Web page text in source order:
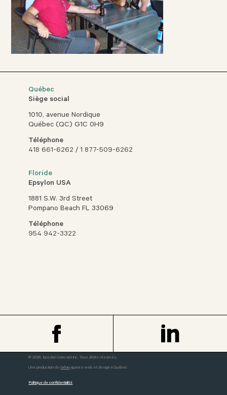
Québec
Siège social
1010, avenue Nordique
Québec (QC) G1C 0H9
Téléphone
418 661-6262 /1 877-509-6262
Floride
Epsylon USA
1881 S.W. 3rd Street
Pompano Beach FL 33069
Téléphone
954 942-3322
© 2026, Epsylon Concept inc. Tous droits réservés.
Une production deSafran agence web et design à Québec
Politique de confidentialité